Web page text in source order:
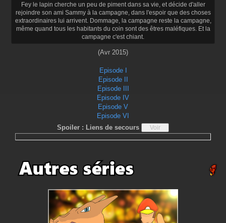
Fey le lapin cherche un peu de piment dans sa vie, et décide d'aller
rejoindre son ami Sammy à la campagne, dans l'espoir que des choses
extraordinaires lui arrivent. Dommage, la campagne reste la campagne,
même quand tous les habitants du coin sont des êtres maléfiques. Et la
campagne c'est chiant.
(Avr 2015)
Episode I
Episode II
Episode III
Episode IV
Episode V
Episode VI
Spoiler : Liens de secours